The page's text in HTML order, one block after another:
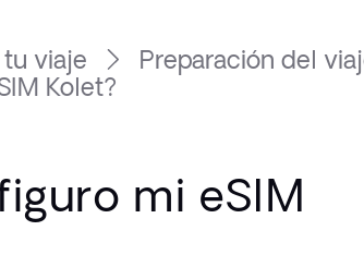
viaje
Preparación del
Kolet?
mi eSIM